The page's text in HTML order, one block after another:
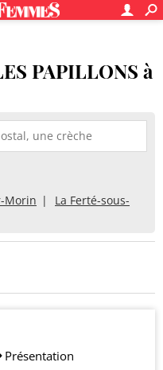
PAPILLONS à
Morin
La Ferté-sous-
Présentation